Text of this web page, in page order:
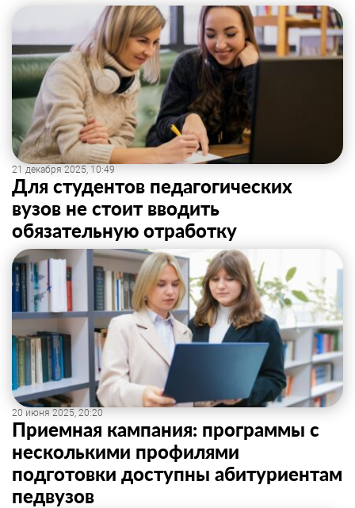
21 декабря 2025, 10:49
Для студентов педагогических
вузов не стоит вводить
обязательную отработку
20 июня 2025, 20:20
Приемная кампания: программы с
несколькими профилями
подготовки доступны абитуриентам
педвузов